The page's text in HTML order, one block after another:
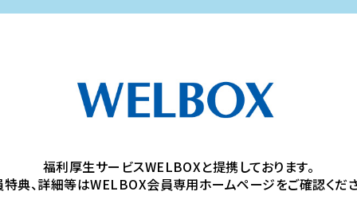
福利厚生サービスWELBOXと提携しております。
典、詳細等はWELBOX会員専用ホームページをご確認くだ